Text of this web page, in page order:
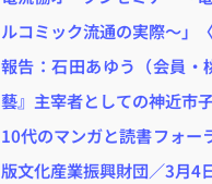
ルコミック流通の実際～」
報告：石田あゆう（会員
藝』主宰者としての神近市
10代のマンガと読書フォー
版文化産業振興財団／3月4